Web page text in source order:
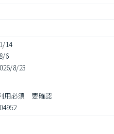
14
6
8/23
用必須　要確認